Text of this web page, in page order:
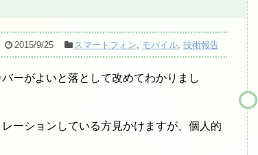
2015/9/25 スマートフォン, モバイル, 技術報告
ーがよいと落として改めてわかりまし
ーションしている方見かけますが、個人的